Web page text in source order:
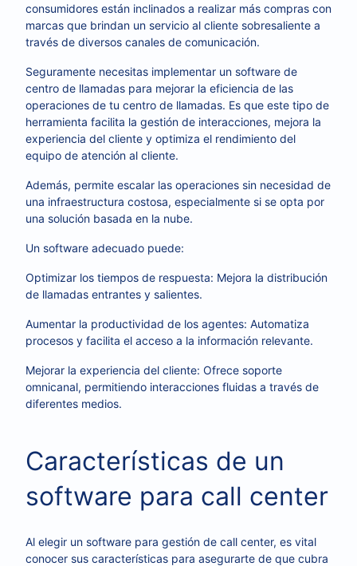
consumidores están inclinados a realizar más compras con
marcas que brindan un servicio al cliente sobresaliente a
través de diversos canales de comunicación.
Seguramente necesitas implementar un software de
centro de llamadas para mejorar la eficiencia de las
operaciones de tu centro de llamadas. Es que este tipo de
herramienta facilita la gestión de interacciones, mejora la
experiencia del cliente y optimiza el rendimiento del
equipo de atención al cliente.
Además, permite escalar las operaciones sin necesidad de
una infraestructura costosa, especialmente si se opta por
una solución basada en la nube.
Un software adecuado puede:
Optimizar los tiempos de respuesta: Mejora la distribución
de llamadas entrantes y salientes.
Aumentar la productividad de los agentes: Automatiza
procesos y facilita el acceso a la información relevante.
Mejorar la experiencia del cliente: Ofrece soporte
omnicanal, permitiendo interacciones fluidas a través de
diferentes medios.
Características de un
software para call center
Al elegir un software para gestión de call center, es vital
conocer sus características para asegurarte de que cubra